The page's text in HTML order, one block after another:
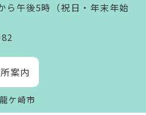
ら午後5時（祝日・年末年始
案内
ケ崎市